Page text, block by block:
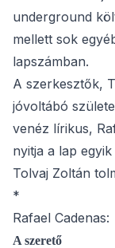
underground
mellett sok
lapszámban.
A szerkesztők,
jóvoltábó
venéz lírikus,
nyitja a lap
Tolvaj Zoltán
*
Rafael Cadenas:
A szerető